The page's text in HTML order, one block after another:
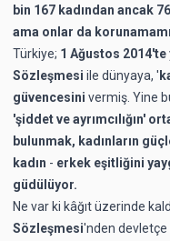
bin 167 kadından ancak
ama onlar da
Türkiye; 1 Ağustos 2014'te
Sözleşmesi ile dünyaya, '
güvencesini vermiş. Yine
'şiddet ve ayrımcılığın'
bulunmak, kadınların
kadın - erkek eşitliğini
güdülüyor.
Ne var ki kâğıt üzerinde
Sözleşmesi'nden devletçe